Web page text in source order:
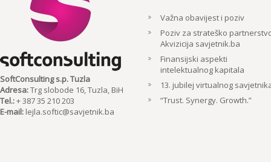
SoftConsulting s.p. Tuzla
Adresa:Trg slobode 16, Tuzla, BiH
Tel.:+ 387 35 210 203
E-mail: lejla.softic@savjetnik.ba
Važna obavijest i poziv
Poziv za strateško
Akvizicija savjetnik.ba
Finansijski aspekti
intelektualnog kapitala
13. jubilej virtualnog
“Trust. Synergy. Growth.”